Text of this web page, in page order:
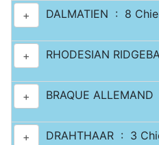
+ DALMATIEN : 8
+ RHODESIAN
+ BRAQUE
+ DRAHTHAAR : 3